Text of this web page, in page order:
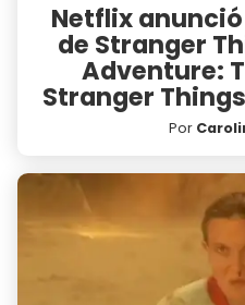
Netflix
de Stranger
Adventure:
Stranger
Por